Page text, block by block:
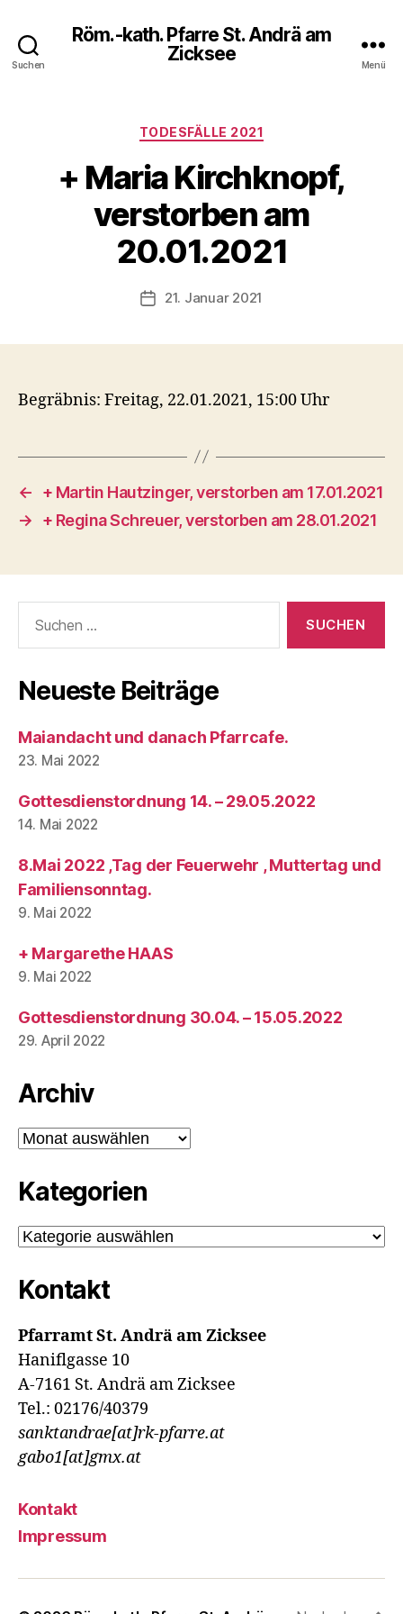
Suchen
Röm.-kath. Pfarre St. Andrä am
Zicksee
Menü
Kategorien
TODESFÄLLE 2021
+ Maria Kirchknopf,
verstorben am
20.01.2021
Veröffentlichungsdatum
21. Januar 2021
Begräbnis: Freitag, 22.01.2021, 15:00 Uhr
←
+ Martin Hautzinger, verstorben am 17.01.2021
→
+ Regina Schreuer, verstorben am 28.01.2021
nach:
Neueste Beiträge
Maiandacht und danach Pfarrcafe.
23. Mai 2022
Gottesdienstordnung 14. – 29.05.2022
14. Mai 2022
8.Mai 2022 ,Tag der Feuerwehr , Muttertag und
Familiensonntag.
9. Mai 2022
+ Margarethe HAAS
9. Mai 2022
Gottesdienstordnung 30.04. – 15.05.2022
29. April 2022
Archiv
Archiv
Kategorien
Kategorien
Kontakt
Pfarramt St. Andrä am Zicksee
Haniflgasse 10
A-7161 St. Andrä am Zicksee
Tel.: 02176/40379
sanktandrae[at]rk-pfarre.at
gabo1[at]gmx.at
Kontakt
Impressum